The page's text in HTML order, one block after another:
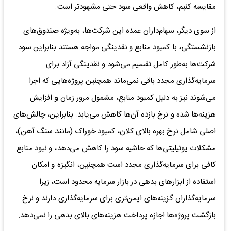
مقایسه کنیم، کاهش واقعی سود حتی مشهودتر است.
از سوی دیگر، سهام‌داران عمده این شرکت‌ها، به‌ویژه صندوق‌های
بازنشستگی، با کمبود منابع و نقدینگی مواجه هستند بنابراین سود
شرکت‌ها به‌طور کامل تقسیم می‌شود و نقدینگی آزاد برای
سرمایه‌گذاری مجدد باقی نمی‌ماند همچنین پروژه‌هایی که اجرا
می‌شوند نیز به دلیل کمبود منابع، مشمول مرور زمان و افزایش
هزینه‌ها شده و نرخ بازده آن‌ها کاهش می‌یابد. بنابراین، چالش‌های
اصلی شامل نرخ بهره بالای کلان، کمبود خوراک (مانند سنگ آهن)،
مشکلات یوتیلیتی‌ها که حاشیه سود را کاهش می‌دهد، و نبود منابع
کافی برای سرمایه‌گذاری مجدد است همچنین، انگیزه و امکان
استفاده از ابزارهای بدهی در بازار سرمایه محدود است، زیرا
سرمایه‌گذاران گزینه‌های ایمن‌تری برای سرمایه‌گذاری دارند و نرخ
بازگشت پروژه‌ها اجازه پرداخت هزینه‌های بالای بدهی را نمی‌دهد.